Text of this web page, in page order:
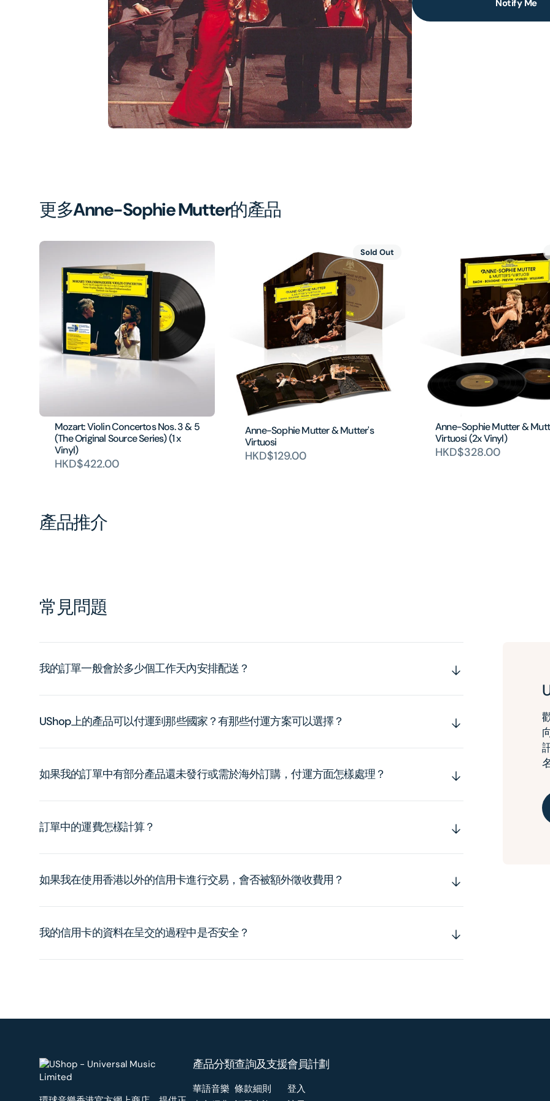
Notify Me
1
in
view
更多Anne-Sophie Mutter的產品
Mozart: Violin Concertos Nos. 3 & 5
(The Original Source Series) (1 x
Vinyl)
HKD$422.00
Anne-Sophie Mutter & Mutter's
Virtuosi
HKD$129.00
Sold Out
Anne-Sophie Mutter &
Virtuosi (2x Vinyl)
HKD$328.00
產品推介
常見問題
我的訂單一般會於多少個工作天內安排配送？
UShop上的產品可以付運到那些國家？有那些付運方案可以選擇？
如果我的訂單中有部分產品還未發行或需於海外訂購，付運方面怎樣處理？
訂單中的運費怎樣計算？
如果我在使用香港以外的信用卡進行交易，會否被額外徵收費用？
我的信用卡的資料在呈交的過程中是否安全？
產品分類
華語音樂
查詢及支援
條款細則
會員計劃
登入